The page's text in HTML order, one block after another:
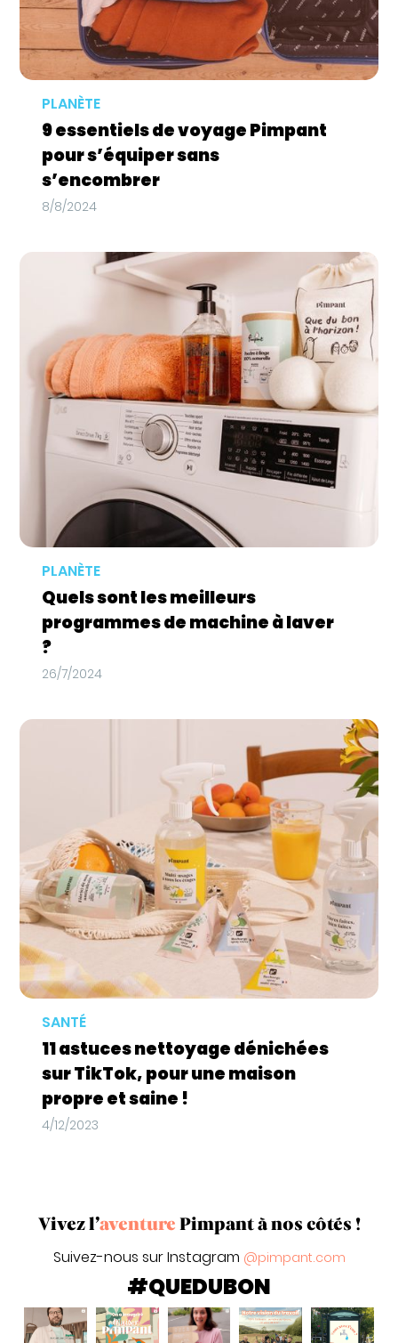
PLANÈTE
9 essentiels de voyage Pimpant
pour s’équiper sans
s’encombrer
8/8/2024
PLANÈTE
Quels sont les meilleurs
programmes de machine à laver
?
26/7/2024
SANTÉ
11 astuces nettoyage dénichées
sur TikTok, pour une maison
propre et saine !
4/12/2023
Vivez l’aventurePimpant à nos côtés !
Suivez-nous sur Instagram @pimpant.com
#QUEDUBON